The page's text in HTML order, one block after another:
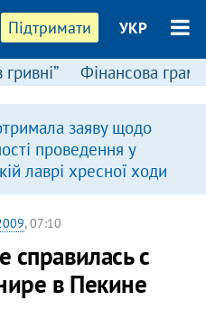
Підтримати УКР
гривні” Фінансова
заяву щодо
проведення у
лаврі хресної ходи
, 07:10
с
в Пекине